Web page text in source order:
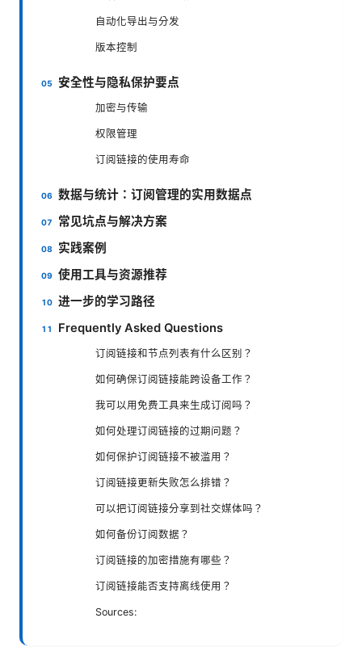
自动化导出与分发
版本控制
安全性与隐私保护要点
加密与传输
权限管理
订阅链接的使用寿命
数据与统计：订阅管理的实用数据点
常见坑点与解决方案
实践案例
使用工具与资源推荐
进一步的学习路径
Frequently Asked Questions
订阅链接和节点列表有什么区别？
如何确保订阅链接能跨设备工作？
我可以用免费工具来生成订阅吗？
如何处理订阅链接的过期问题？
如何保护订阅链接不被滥用？
订阅链接更新失败怎么排错？
可以把订阅链接分享到社交媒体吗？
如何备份订阅数据？
订阅链接的加密措施有哪些？
订阅链接能否支持离线使用？
Sources: